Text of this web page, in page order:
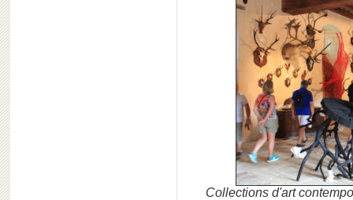
Collections d'art